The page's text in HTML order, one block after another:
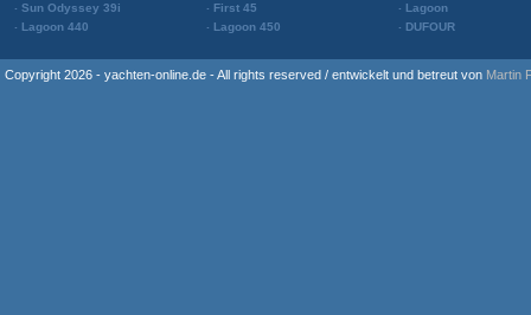
Sun Odyssey 39i
Lagoon 440
First 45
Lagoon 450
Lagoon
DUFOUR
Copyright 2026 - yachten-online.de - All rights reserved / entwickelt und betreut von Martin